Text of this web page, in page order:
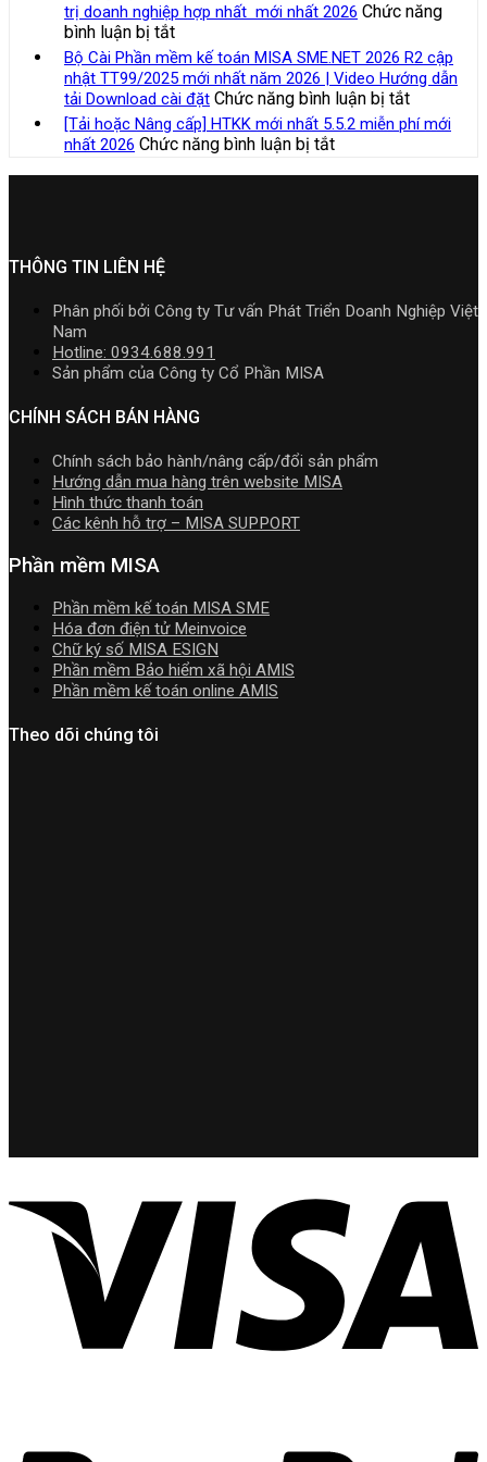
2026
Video
Hướng
dẫn
tải
Download
đặt
quản
thuế
đối
với
hộ
kinh
2026
cập
nhật
TT99/
mới
Download
của
toán
trong
doanh
nghiệp
xây
cần
trị doanh nghiệp hợp nhất mới nhất 2026 Chức năng
bình luận bị tắtở
Bảng
giá
phần
mềm
Kế
toán
MISA
nghiệp
nhất
mới
2026
Bộ Cài Phần mềm kế toán MISA SME.NET 2026 R2 cập
nhật TT99/2025 mới nhất năm 2026 | Video Hướng dẫn
tải Download cài đặt Chức năng bình luận bị tắtở
Bộ
Cài
mềm
R2
cập
[Tải hoặc Nâng cấp] HTKK mới nhất 5.5.2 miễn phí mới
nhất 2026 Chức năng bình luận bị tắtở
5.5.2
THÔNG TIN LIÊN HỆ
Phân phối bởi Công ty Tư vấn Phát Triển Doanh Nghiệp Việt
Nam
Hotline: 0934.688.991
Sản phẩm của Công ty Cổ Phần MISA
CHÍNH SÁCH BÁN HÀNG
Chính sách bảo hành/nâng cấp/đổi sản phẩm
Hướng dẫn mua hàng trên website MISA
Hình thức thanh toán
Các kênh hỗ trợ – MISA SUPPORT
Phần mềm MISA
Phần mềm kế toán MISA SME
Hóa đơn điện tử Meinvoice
Chữ ký số MISA ESIGN
Phần mềm Bảo hiểm xã hội AMIS
Phần mềm kế toán online AMIS
Theo dõi chúng tôi